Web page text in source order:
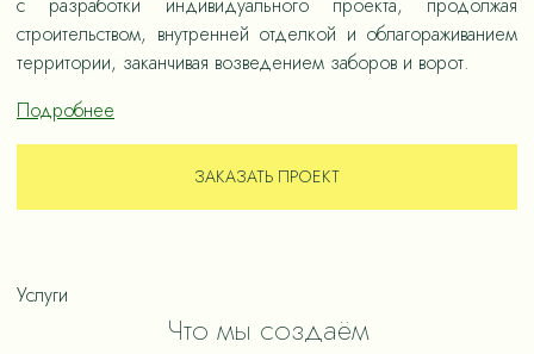
строительством, внутренней отделкой и облагораживанием
территории, заканчивая возведением заборов и ворот.
Подробнее
ЗАКАЗАТЬ ПРОЕКТ
Услуги
Что мы создаём